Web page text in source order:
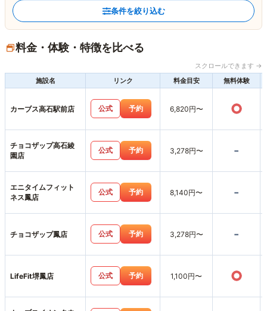
条件を絞り込む
料金・体験・特徴を比べる
スクロールできます →
施設名
リンク 料金目安 無料体験
カーブス高石駅前店 公式 予約 6,820円〜 ○
チョコザップ高石綾
園店
公式 予約 3,278円〜 -
エニタイムフィット
ネス鳳店
公式 予約 8,140円〜 -
チョコザップ鳳店 公式 予約 3,278円〜 -
LifeFit堺鳳店 公式 予約 1,100円〜 ○